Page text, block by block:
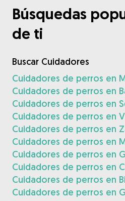
Búsquedas
de ti
Buscar Cuidadores
Cuidadores de perros en
Cuidadores de perros en
Cuidadores de perros en
Cuidadores de perros en
Cuidadores de perros en
Cuidadores de perros en
Cuidadores de perros en
Cuidadores de perros en
Cuidadores de perros en
Cuidadores de perros en